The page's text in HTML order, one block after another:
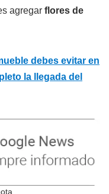
agregar flores de
debes evitar en
la llegada del